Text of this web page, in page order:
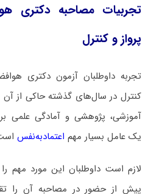
تجربیات مصاحبه دکتری
پرواز و کنترل
تجربه داوطلبان آزمون دکتری
کنترل در سال‌های گذشته حاکی از آن
آموزشی، پژوهشی و آمادگی علمی
یک عامل بسیار مهم اعتمادبه‌نفس
لازم است داوطلبان این مورد مهم
پیش از حضور در مصاحبه آن را